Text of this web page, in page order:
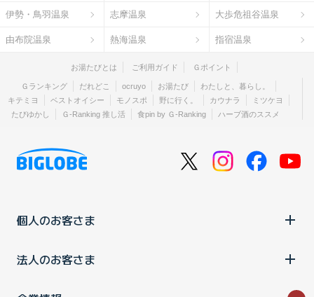
伊勢・鳥羽温泉 志摩温泉 大歩危祖谷温泉
由布院温泉 熱海温泉 指宿温泉
お湯たびとは ご利用ガイド Ｇポイント
Ｇランキング だれどこ ocruyo お湯たび
わたしと、暮らし。
キテミヨ
ベストオイシー モノスポ 野に行く。 カウナラ
ミツケヨ
たびゆかし
Ｇ-Ranking 推し活 食pin by Ｇ-Ranking ハーブ酒のススメ
個人のお客さま
法人のお客さま